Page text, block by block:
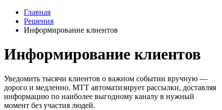
Главная
Решения
Информирование клиентов
Информирование клиентов
Уведомить тысячи клиентов о важном событии вручную —
дорого и медленно. МТТ автоматизирует рассылки, доставляя
информацию по наиболее выгодному каналу в нужный
момент без участия людей.